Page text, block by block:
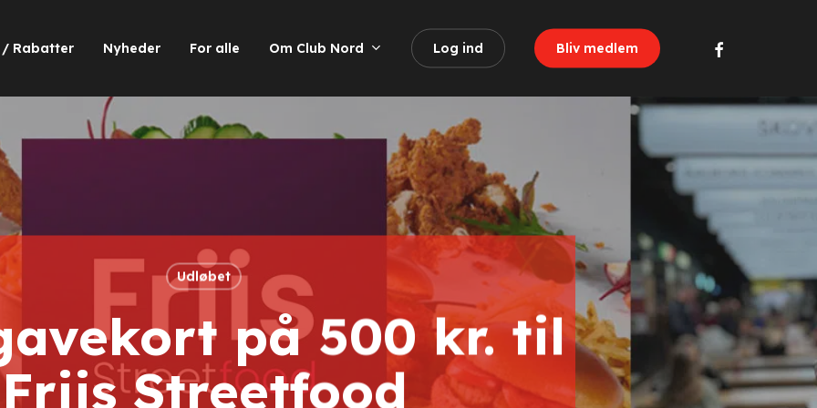
/ Rabatter Nyheder For alle Om Club Nord Log ind Bliv medlem facebook
Udløbet
på 500 kr. til
Friis Streetfood